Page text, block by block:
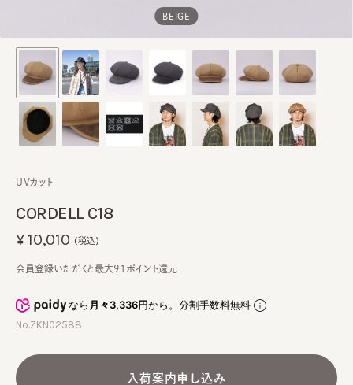
BEIGE
CORDELL C18
UVカット
なら月々3,336円から。分割手数料無料
No.ZKN02588
¥10,010 (税込)
会員登録いただくと最大91ポイント還元
入荷案内申し込み